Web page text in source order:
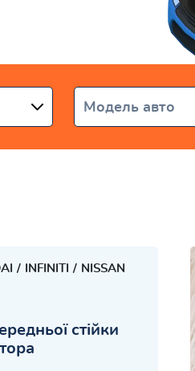
Модель авто
INFINITI NISSAN
стійки